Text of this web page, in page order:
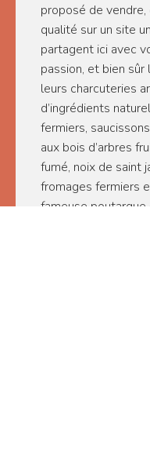
proposé de
qualité sur un site
partagent ici avec
passion, et bien
leurs charcuteries
d’ingrédients
fermiers,
aux bois d’arbres
fumé, noix de saint
fromages fermiers
fameuse poutargue